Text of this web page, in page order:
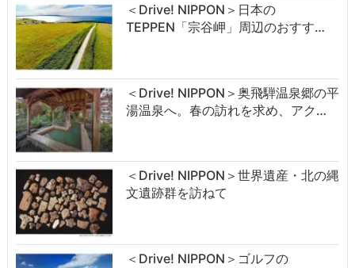
＜Drive! NIPPON＞日本の
TEPPEN「宗谷岬」周辺のおすす…
＜Drive! NIPPON＞奥飛騨温泉郷の平
湯温泉へ。春の訪れを求め、アク…
＜Drive! NIPPON＞世界遺産・北の縄
文遺跡群を訪ねて
＜Drive! NIPPON＞ゴルフの